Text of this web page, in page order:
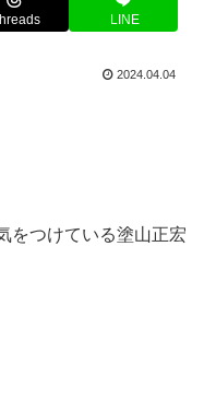
LINE
2024.04.04
をつけている塗山正宏